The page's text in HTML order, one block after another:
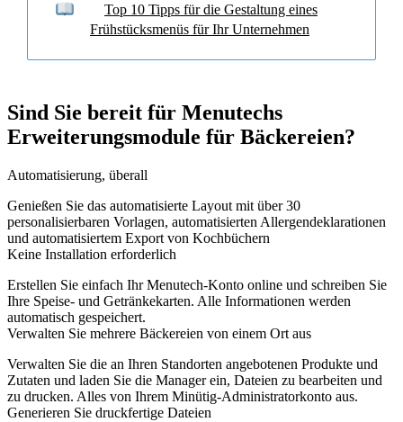
Top 10 Tipps für die Gestaltung eines
Frühstücksmenüs für Ihr Unternehmen
Sind Sie bereit für Menutechs
Erweiterungsmodule für Bäckereien?
Automatisierung, überall
Genießen Sie das automatisierte Layout mit über 30
personalisierbaren Vorlagen, automatisierten Allergendeklarationen
und automatisiertem Export von Kochbüchern
Keine Installation erforderlich
Erstellen Sie einfach Ihr Menutech-Konto online und schreiben Sie
Ihre Speise- und Getränkekarten. Alle Informationen werden
automatisch gespeichert.
Verwalten Sie mehrere Bäckereien von einem Ort aus
Verwalten Sie die an Ihren Standorten angebotenen Produkte und
Zutaten und laden Sie die Manager ein, Dateien zu bearbeiten und
zu drucken. Alles von Ihrem Minütig-Administratorkonto aus.
Generieren Sie druckfertige Dateien